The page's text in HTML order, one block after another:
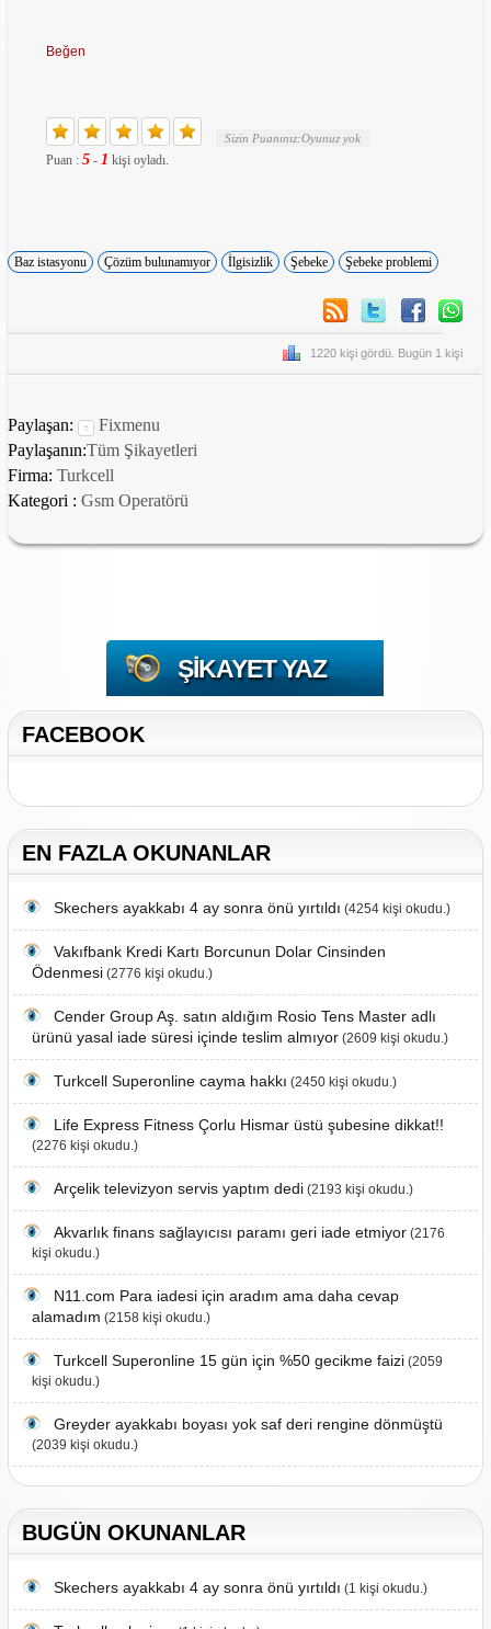
Beğen
Sizin Puanınız:Oyunuz yok
Puan : 5- 1 kişi oyladı.
Baz istasyonu Çözüm bulunamıyor İlgisizlik Şebeke Şebeke problemi
1220 kişi gördü. Bugün 1 kişi
Paylaşan:
Fixmenu
Paylaşanın:Tüm Şikayetleri
Firma: Turkcell
Kategori : Gsm Operatörü
ŞIKAYET YAZ
FACEBOOK
EN FAZLA OKUNANLAR
Skechers ayakkabı 4 ay sonra önü yırtıldı (4254 kişi okudu.)
Vakıfbank Kredi Kartı Borcunun Dolar Cinsinden
Ödenmesi(2776 kişi okudu.)
Cender Group Aş. satın aldığım Rosio Tens Master adlı
ürünü yasal iade süresi içinde teslim almıyor(2609 kişi okudu.)
Turkcell Superonline cayma hakkı (2450 kişi okudu.)
Life Express Fitness Çorlu Hismar üstü şubesine dikkat!!
(2276 kişi okudu.)
Arçelik televizyon servis yaptım dedi(2193 kişi okudu.)
Akvarlık finans sağlayıcısı paramı geri iade etmiyor(2176
kişi okudu.)
N11.com Para iadesi için aradım ama daha cevap
alamadım (2158 kişi okudu.)
Turkcell Superonline 15 gün için %50 gecikme faizi(2059
kişi okudu.)
Greyder ayakkabı boyası yok saf deri rengine dönmüştü
(2039 kişi okudu.)
BUGÜN OKUNANLAR
Skechers ayakkabı 4 ay sonra önü yırtıldı (1 kişi okudu.)